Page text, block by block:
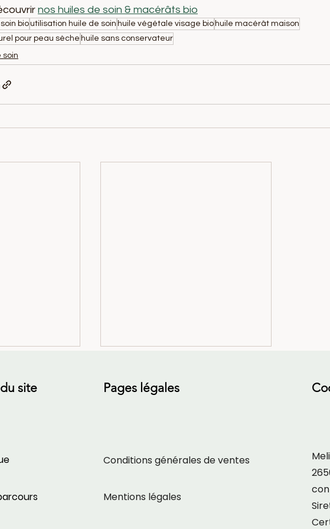
nos huiles de soin & macérâts bio
bioutilisation huile de soin huile végétale visage bio huile macérât maison
pour peau sèche huile sans conservateur
soin
Millepertuis bio : usages
site Pages légales
Conditions générales de ventes
Mentions légales